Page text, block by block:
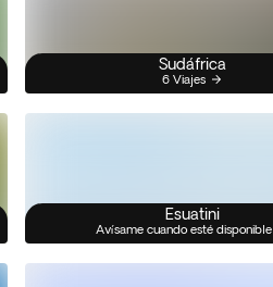
Sudáfrica
6 Viajes
Esuatini
Avísame cuando esté disponible